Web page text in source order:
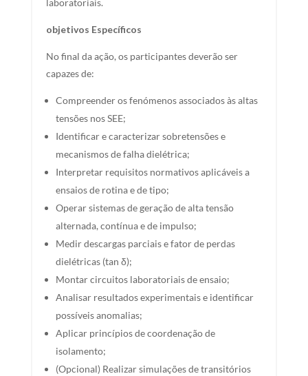
laboratoriais.
objetivos Específicos
No final da ação, os participantes deverão ser
capazes de:
Compreender os fenómenos associados às altas
tensões nos SEE;
Identificar e caracterizar sobretensões e
mecanismos de falha dielétrica;
Interpretar requisitos normativos aplicáveis a
ensaios de rotina e de tipo;
Operar sistemas de geração de alta tensão
alternada, contínua e de impulso;
Medir descargas parciais e fator de perdas
dielétricas (tan δ);
Montar circuitos laboratoriais de ensaio;
Analisar resultados experimentais e identificar
possíveis anomalias;
Aplicar princípios de coordenação de
isolamento;
(Opcional) Realizar simulações de transitórios